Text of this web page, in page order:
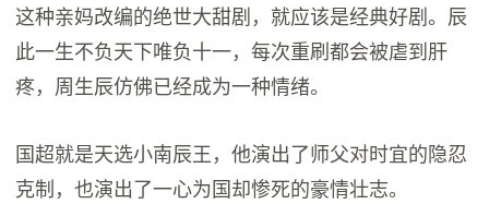
这种亲妈改编的绝世大甜剧，就应该是经典好剧。辰
此一生不负天下唯负十一，每次重刷都会被虐到肝
疼，周生辰仿佛已经成为一种情绪。
国超就是天选小南辰王，他演出了师父对时宜的隐忍
克制，也演出了一心为国却惨死的豪情壮志。